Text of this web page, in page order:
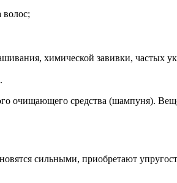
волос;
химической завивки, частых
очищающего средства (шампуня).
сильными, приобретают